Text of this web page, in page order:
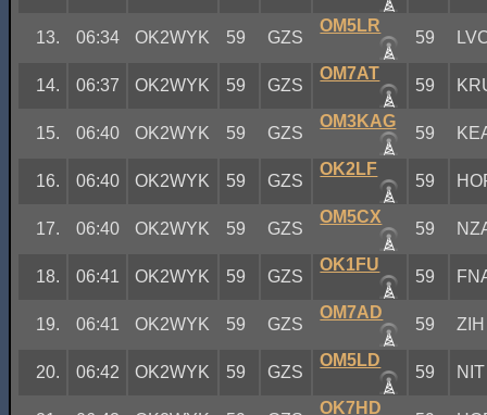
13. 06:34 OK2WYK 59 GZS
OM5LR
59
14. 06:37 OK2WYK 59 GZS
OM7AT
59
15. 06:40 OK2WYK 59 GZS
OM3KAG
59
16. 06:40 OK2WYK 59 GZS
OK2LF
59
17. 06:40 OK2WYK 59 GZS
OM5CX
59
18. 06:41 OK2WYK 59 GZS
OK1FU
59
19. 06:41 OK2WYK 59 GZS
OM7AD
59 ZIH
20. 06:42 OK2WYK 59 GZS
OM5LD
59 NIT
OK7HD